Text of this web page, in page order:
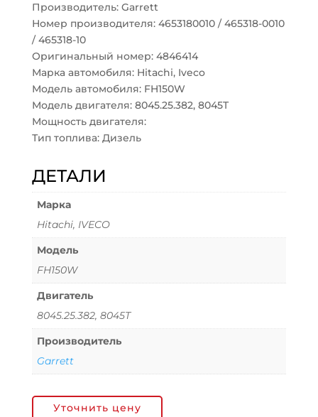
Производитель: Garrett
Номер производителя: 4653180010 / 465318-0010
/ 465318-10
Оригинальный номер: 4846414
Марка автомобиля: Hitachi, Iveco
Модель автомобиля: FH150W
Модель двигателя: 8045.25.382, 8045T
Мощность двигателя:
Тип топлива: Дизель
ДЕТАЛИ
Марка
Hitachi, IVECO
Модель
FH150W
Двигатель
8045.25.382, 8045T
Производитель
Garrett
Уточнить цену